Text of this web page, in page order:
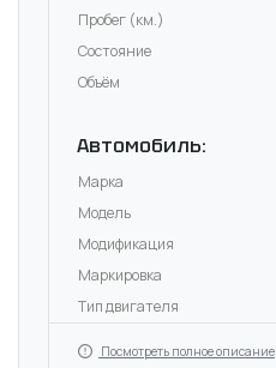
Пробег (км.)
Состояние
Объём
Автомобиль:
Марка
Модель
Модификация
Маркировка
Тип двигателя
Посмотреть полное описание